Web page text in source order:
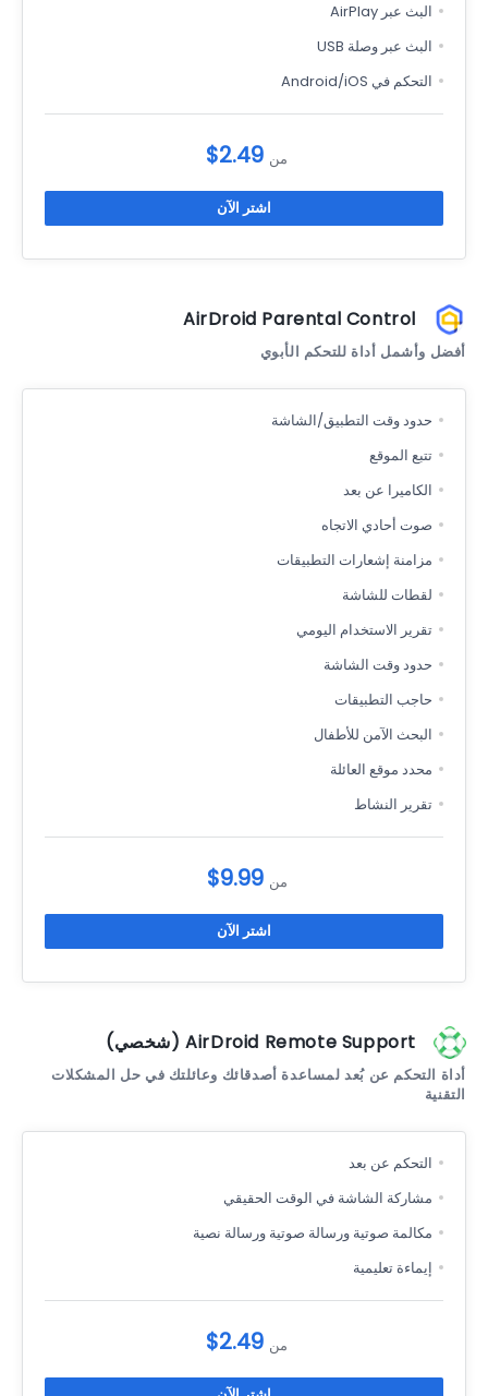
البث عبر AirPlay
البث عبر وصلة USB
التحكم في Android/iOS
من $2.49
اشتر الآن
AirDroid Parental Control
أفضل وأشمل أداة للتحكم الأبوي
حدود وقت التطبيق/الشاشة
تتبع الموقع
الكاميرا عن بعد
صوت أحادي الاتجاه
مزامنة إشعارات التطبيقات
لقطات للشاشة
تقرير الاستخدام اليومي
حدود وقت الشاشة
حاجب التطبيقات
البحث الآمن للأطفال
محدد موقع العائلة
تقرير النشاط
من $9.99
اشتر الآن
AirDroid Remote Support (شخصي)
أداة التحكم عن بُعد لمساعدة أصدقائك وعائلتك في حل المشكلات
التقنية
التحكم عن بعد
مشاركة الشاشة في الوقت الحقيقي
مكالمة صوتية ورسالة صوتية ورسالة نصية
إيماءة تعليمية
من $2.49